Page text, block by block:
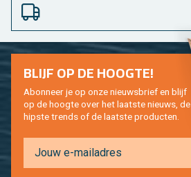
BLIJF OP DE HOOG­TE!
Abon­neer je op onze nieuws­brief en blijf
op de hoog­te over het laat­ste nieuws, de
hip­s­te trends of de laat­ste pro­duc­ten.